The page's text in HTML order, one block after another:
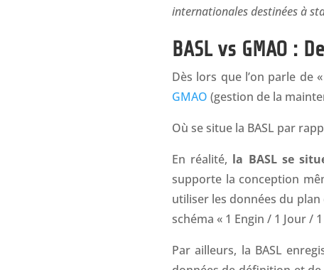
internationales destinées à
BASL vs GMAO :
Dès lors que l’on parle de
GMAO (gestion de la
Où se situe la BASL par
En réalité, la BASL se
supporte la conception
utiliser les données du
schéma « 1 Engin / 1 Jour /
Par ailleurs, la BASL